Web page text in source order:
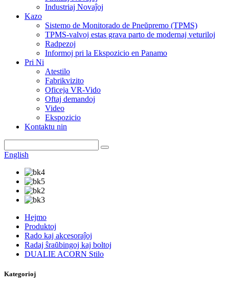
Industriaj Novaĵoj
Kazo
Sistemo de Monitorado de Pneŭpremo (TPMS)
TPMS-valvoj estas grava parto de modernaj veturiloj
Radpezoj
Informoj pri la Ekspozicio en Panamo
Pri Ni
Atestilo
Fabrikvizito
Oficeja VR-Vido
Oftaj demandoj
Video
Ekspozicio
Kontaktu nin
English
Hejmo
Produktoj
Rado kaj akcesoraĵoj
Radaj ŝraŭbingoj kaj boltoj
DUALIE ACORN Stilo
Kategorioj